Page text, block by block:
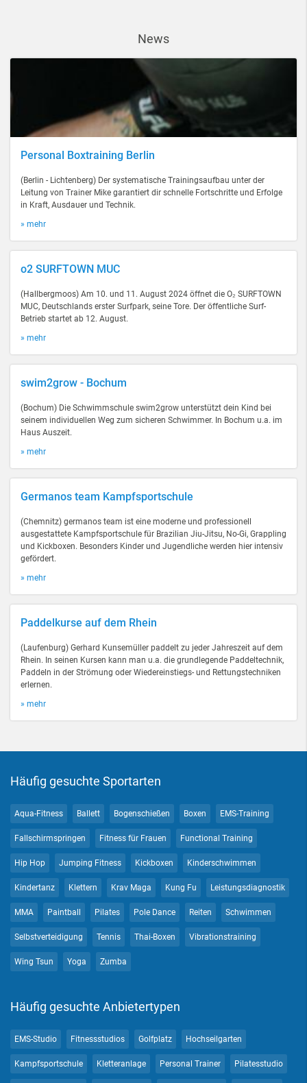
News
Personal Boxtraining Berlin
(Berlin - Lichtenberg) Der systematische Trainingsaufbau unter der
Leitung von Trainer Mike garantiert dir schnelle Fortschritte und Erfolge
in Kraft, Ausdauer und Technik.
» mehr
o2 SURFTOWN MUC
(Hallbergmoos) Am 10. und 11. August 2024 öffnet die O₂ SURFTOWN
MUC, Deutschlands erster Surfpark, seine Tore. Der öffentliche Surf-
Betrieb startet ab 12. August.
» mehr
swim2grow - Bochum
(Bochum) Die Schwimmschule swim2grow unterstützt dein Kind bei
seinem individuellen Weg zum sicheren Schwimmer. In Bochum u.a. im
Haus Auszeit.
» mehr
Germanos team Kampfsportschule
(Chemnitz) germanos team ist eine moderne und professionell
ausgestattete Kampfsportschule für Brazilian Jiu-Jitsu, No-Gi, Grappling
und Kickboxen. Besonders Kinder und Jugendliche werden hier intensiv
gefördert.
» mehr
Paddelkurse auf dem Rhein
(Laufenburg) Gerhard Kunsemüller paddelt zu jeder Jahreszeit auf dem
Rhein. In seinen Kursen kann man u.a. die grundlegende Paddeltechnik,
Paddeln in der Strömung oder Wiedereinstiegs- und Rettungstechniken
erlernen.
» mehr
Häufig gesuchte Sportarten
Aqua-Fitness Ballett Bogenschießen Boxen EMS-Training
Fallschirmspringen Fitness für Frauen Functional Training
Hip Hop Jumping Fitness Kickboxen Kinderschwimmen
Kindertanz Klettern Krav Maga Kung Fu Leistungsdiagnostik
MMA Paintball Pilates Pole Dance Reiten Schwimmen
Selbstverteidigung Tennis Thai-Boxen Vibrationstraining
Wing Tsun Yoga Zumba
Häufig gesuchte Anbietertypen
EMS-Studio Fitnessstudios Golfplatz Hochseilgarten
Kampfsportschule Kletteranlage Personal Trainer Pilatesstudio